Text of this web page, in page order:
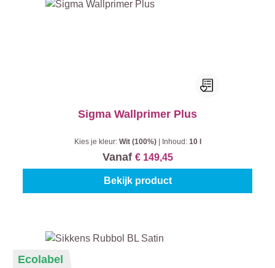
Sigma Wallprimer Plus
Kies je kleur: Wit (100%) Inhoud: 10 l
Vanaf € 149,45
Bekijk product
Ecolabel